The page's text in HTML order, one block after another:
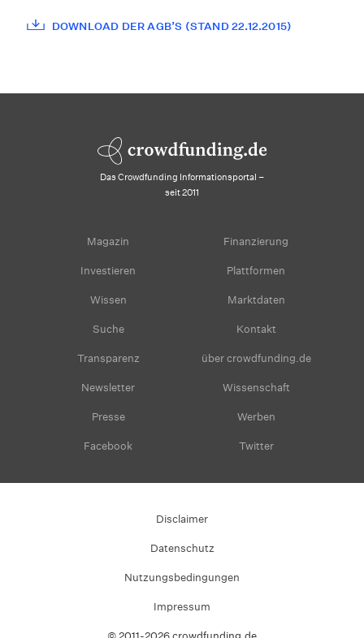
DOWNLOAD DER AGB’S (STAND 22.12.2015)
Das Crowdfunding Informationsportal –
seit 2011
Magazin Finanzierung
Investieren Plattformen
Wissen Marktdaten
Suche Kontakt
Transparenz über crowdfunding.de
Newsletter Wissenschaft
Presse Werben
Facebook Twitter
Disclaimer
Datenschutz
Nutzungsbedingungen
Impressum